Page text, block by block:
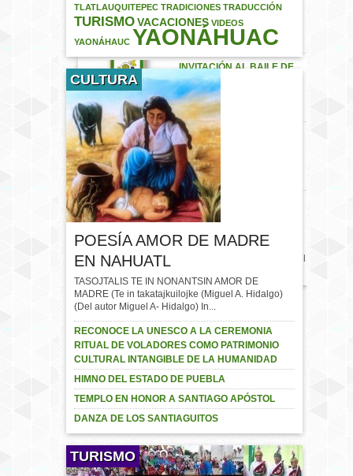
#México Les presentamos a
las…
INVITACIÓN AL BAILE DE
FERIA YAONÁHUAC 2017
CARTEL DE LUCHA LIBRE
– DOMINGO 23 DE JULIO
BAILE DE FERIA
YAONÁHUAC 2017
#Yaonáhuac #Puebla
#México
TLATLAUQUITEPEC TRADICIONES TRADUCCIÓN
TURISMOVACACIONES VIDEOS
YAONÁHAUC YAONÁHUAC
CULTURA
POESÍA AMOR DE MADRE
EN NAHUATL
TASOJTALIS TE IN NONANTSIN AMOR DE
MADRE (Te in takatajkuilojke (Miguel A. Hidalgo)
(Del autor Miguel A- Hidalgo) In...
RECONOCE LA UNESCO A LA CEREMONIA
RITUAL DE VOLADORES COMO PATRIMONIO
CULTURAL INTANGIBLE DE LA HUMANIDAD
HIMNO DEL ESTADO DE PUEBLA
TEMPLO EN HONOR A SANTIAGO APÓSTOL
DANZA DE LOS SANTIAGUITOS
TURISMO